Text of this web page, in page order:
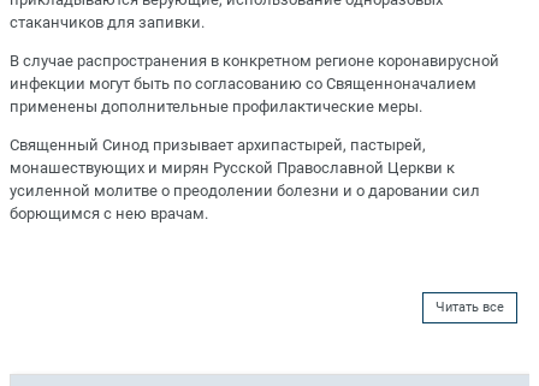
стаканчиков для запивки.
В случае распространения в конкретном регионе коронавирусной
инфекции могут быть по согласованию со Священноначалием
применены дополнительные профилактические меры.
Священный Синод призывает архипастырей, пастырей,
монашествующих и мирян Русской Православной Церкви к
усиленной молитве о преодолении болезни и о даровании сил
борющимся с нею врачам.
Читать все